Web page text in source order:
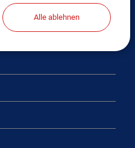
Alle ablehnen